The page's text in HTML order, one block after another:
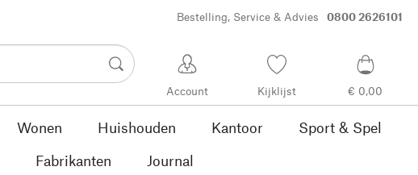
Bestelling, Service & Advies 0800 2626101
Account Kijklijst € 0,00
Wonen Huishouden Kantoor
Sport & Spel
Fabrikanten Journal